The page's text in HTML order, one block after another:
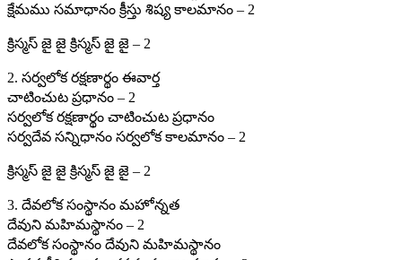
క్షేమము సమాధానం క్రీస్తు శిష్య కాలమానం – 2
క్రిస్మస్ జై జై క్రిస్మస్ జై జై – 2
2. సర్వలోక రక్షణార్థం ఈవార్త
చాటించుట ప్రధానం – 2
సర్వలోక రక్షణార్థం చాటించుట ప్రధానం
సర్వదేవ సన్నిధానం సర్వలోక కాలమానం – 2
క్రిస్మస్ జై జై క్రిస్మస్ జై జై – 2
3. దేవలోక సంస్థానం మహోన్నత
దేవుని మహిమస్థానం – 2
దేవలోక సంస్థానం దేవుని మహిమస్థానం